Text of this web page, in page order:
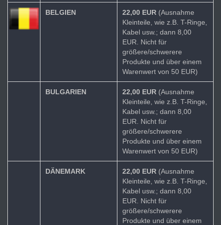
BELGIEN 22,00 EUR (Ausnahme
Kleinteile, wie z.B. T-Ringe,
Kabel usw.; dann 8,00
EUR. Nicht für
größere/schwerere
Produkte und über einem
Warenwert von 50 EUR)
BULGARIEN 22,00 EUR (Ausnahme
Kleinteile, wie z.B. T-Ringe,
Kabel usw.; dann 8,00
EUR. Nicht für
größere/schwerere
Produkte und über einem
Warenwert von 50 EUR)
DÄNEMARK 22,00 EUR (Ausnahme
Kleinteile, wie z.B. T-Ringe,
Kabel usw.; dann 8,00
EUR. Nicht für
größere/schwerere
Produkte und über einem